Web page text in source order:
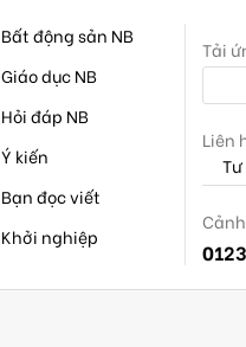
Bất động sản NB
Giáo dục NB
Hỏi đáp NB
Ý kiến
Bạn đọc viết
Khởi nghiệp
Tải
Liên